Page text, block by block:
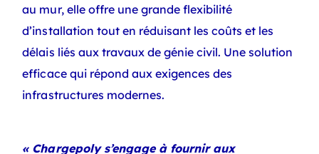
au mur, elle offre une grande flexibilité
d’installation tout en réduisant les coûts et les
délais liés aux travaux de génie civil. Une solution
efficace qui répond aux exigences des
infrastructures modernes.
« Chargepoly s’engage à fournir aux